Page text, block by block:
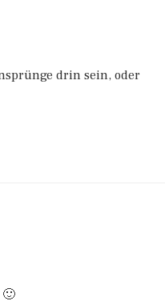
drin sein, oder